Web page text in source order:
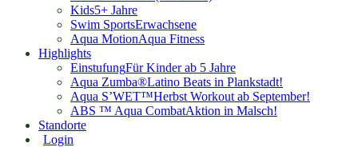
Kids5+ Jahre
Swim SportsErwachsene
Aqua MotionAqua Fitness
Highlights
EinstufungFür Kinder ab 5 Jahre
Aqua Zumba®Latino Beats in Plankstadt!
Aqua S’WET™Herbst Workout ab September!
ABS ™ Aqua CombatAktion in Malsch!
Standorte
Login